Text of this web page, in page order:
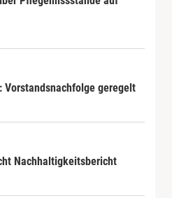
Vorstandsnachfolge geregelt
Nachhaltigkeitsbericht